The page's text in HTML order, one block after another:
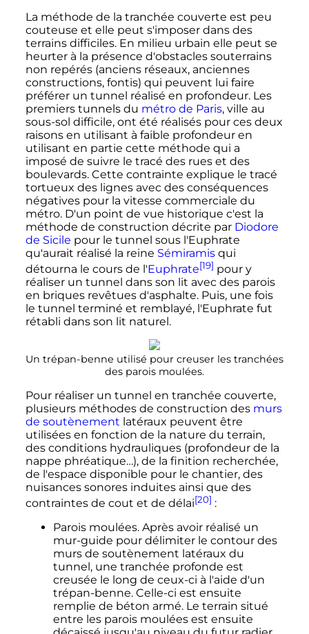
La méthode de la tranchée couverte est peu
couteuse et elle peut s'imposer dans des
terrains difficiles. En milieu urbain elle peut se
heurter à la présence d'obstacles souterrains
non repérés (anciens réseaux, anciennes
constructions, fontis) qui peuvent lui faire
préférer un tunnel réalisé en profondeur. Les
premiers tunnels du métro de Paris, ville au
sous-sol difficile, ont été réalisés pour ces deux
raisons en utilisant à faible profondeur en
utilisant en partie cette méthode qui a
imposé de suivre le tracé des rues et des
boulevards. Cette contrainte explique le tracé
tortueux des lignes avec des conséquences
négatives pour la vitesse commerciale du
métro. D'un point de vue historique c'est la
méthode de construction décrite par Diodore
de Sicile pour le tunnel sous l'Euphrate
qu'aurait réalisé la reine Sémiramisqui
détourna le cours de l'Euphrate[19] pour y
réaliser un tunnel dans son lit avec des parois
en briques revêtues d'asphalte. Puis, une fois
le tunnel terminé et remblayé, l'Euphrate fut
rétabli dans son lit naturel.
Un trépan-benne utilisé pour creuser les tranchées
des parois moulées.
Pour réaliser un tunnel en tranchée couverte,
plusieurs méthodes de construction des murs
de soutènement latéraux peuvent être
utilisées en fonction de la nature du terrain,
des conditions hydrauliques (profondeur de la
nappe phréatique…), de la finition recherchée,
de l'espace disponible pour le chantier, des
nuisances sonores induites ainsi que des
contraintes de cout et de délai[20] :
Parois moulées. Après avoir réalisé un
mur-guide pour délimiter le contour des
murs de soutènement latéraux du
tunnel, une tranchée profonde est
creusée le long de ceux-ci à l'aide d'un
trépan-benne. Celle-ci est ensuite
remplie de béton armé. Le terrain situé
entre les parois moulées est ensuite